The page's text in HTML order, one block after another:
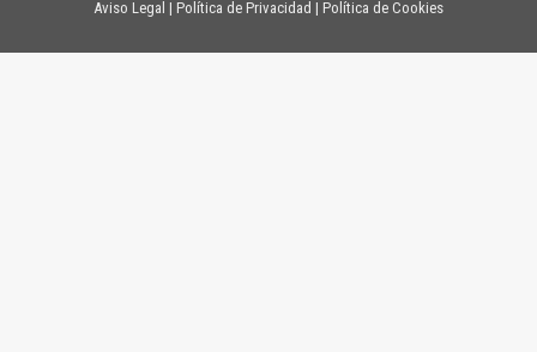
Aviso Legal | Política de Privacidad | Política de Cookies